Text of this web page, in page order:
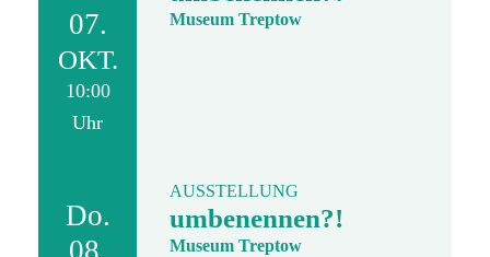
07.
OKT.
10:00
Uhr
Museum Treptow
Do.
08.
AUSSTELLUNG
umbenennen?!
Museum Treptow